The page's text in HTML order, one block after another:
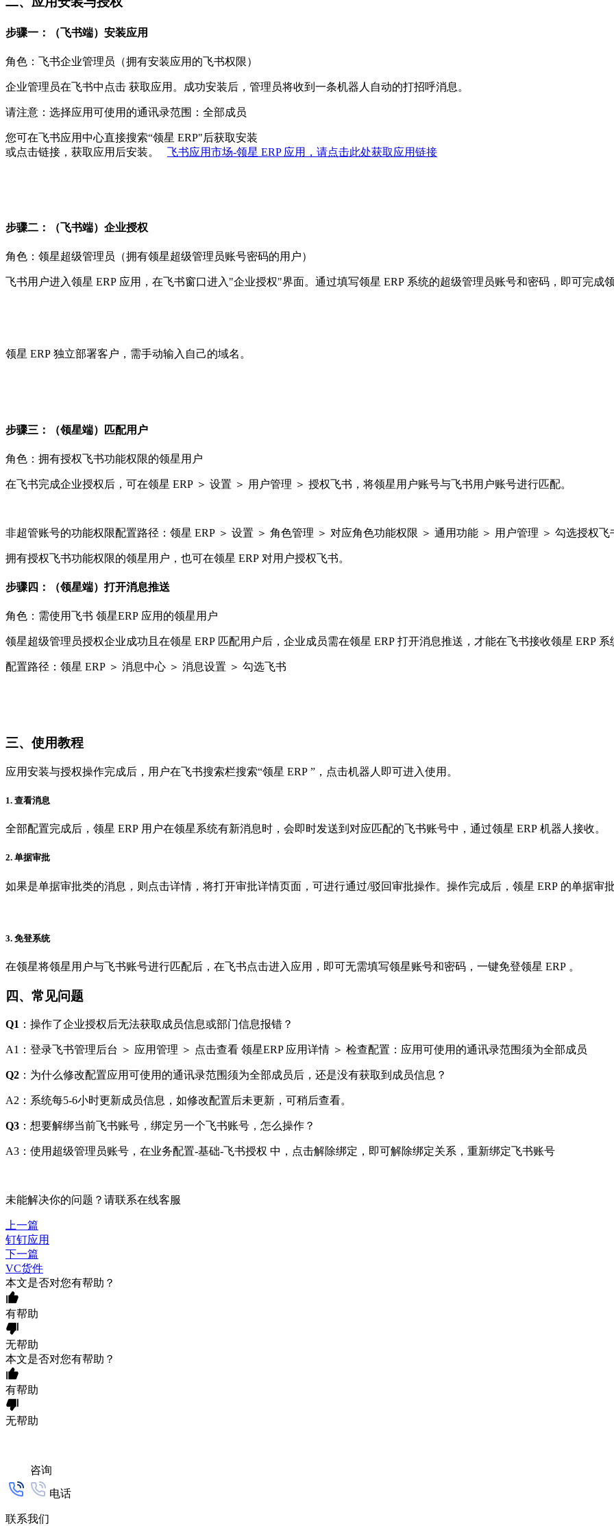
步骤一：（飞书端）安装应用
角色：飞书企业管理员（拥有安装应用的飞书权限）
企业管理员在飞书中点击 获取应用。成功安装后，管理员将收到一条机器人自动的打招呼消息。
请注意：选择应用可使用的通讯录范围：全部成员
您可在飞书应用中心直接搜索“领星 ERP"后获取安装
或点击链接，获取应用后安装。
飞书应用市场-领星 ERP 应用，请点击此处获取应用链接
步骤二：（飞书端）企业授权
角色：领星超级管理员（拥有领星超级管理员账号密码的用户）
飞书用户进入领星 ERP 应用，在飞书窗口进入"企业授权"界面。通过填写领星 ERP 系统的超级管理员账号和密码，即可完成
领星 ERP 独立部署客户，需手动输入自己的域名。
步骤三：（领星端）匹配用户
角色：拥有授权飞书功能权限的领星用户
在飞书完成企业授权后，可在领星 ERP ＞ 设置 ＞ 用户管理 ＞ 授权飞书 ，将领星用户账号与飞书用户账号进行匹配。
非超管账号的功能权限配置路径： 领星 ERP ＞ 设置 ＞ 角色管理 ＞ 对应角色功能权限 ＞ 通用功能 ＞ 用户管理 ＞ 勾选授权飞
拥有授权飞书功能权限的领星用户，也可在领星 ERP 对用户授权飞书。
步骤四：（领星端）打开消息推送
角色：需使用飞书 领星ERP 应用的领星用户
领星超级管理员授权企业成功且在领星 ERP 匹配用户后，企业成员需在领星 ERP 打开消息推送，才能在飞书接收领星 ERP 系
配置路径： 领星 ERP ＞ 消息中心 ＞ 消息设置 ＞ 勾选飞书
三、使用教程
应用安装与授权操作完成后，用户在飞书搜索栏搜索“领星 ERP ”，点击机器人即可进入使用。
1. 查看消息
全部配置完成后，领星 ERP 用户在领星系统有新消息时，会即时发送到对应匹配的飞书账号中，通过领星 ERP 机器人接收。
2. 单据审批
如果是单据审批类的消息，则点击详情，将打开审批详情页面，可进行通过/驳回审批操作。操作完成后，领星 ERP 的单据审
3. 免登系统
在领星将领星用户与飞书账号进行匹配后，在飞书点击进入应用，即可无需填写领星账号和密码，一键免登领星 ERP 。
四、常见问题
Q1 ：操作了企业授权后无法获取成员信息或部门信息报错？
A1：登录飞书管理后台 ＞ 应用管理 ＞ 点击查看 领星ERP 应用详情 ＞ 检查配置：应用可使用的通讯录范围须为全部成员
Q2 ：为什么修改配置应用可使用的通讯录范围须为全部成员后，还是没有获取到成员信息？
A2：系统每5-6小时更新成员信息，如修改配置后未更新，可稍后查看。
Q3 ：想要解绑当前飞书账号，绑定另一个飞书账号，怎么操作？
A3：使用超级管理员账号，在业务配置-基础-飞书授权 中，点击解除绑定，即可解除绑定关系，重新绑定飞书账号
未能解决你的问题？请联系在线客服
上一篇
钉钉应用
下一篇
VC货件
本文是否对您有帮助？
有帮助
无帮助
本文是否对您有帮助？
有帮助
无帮助
咨询
电话
联系我们